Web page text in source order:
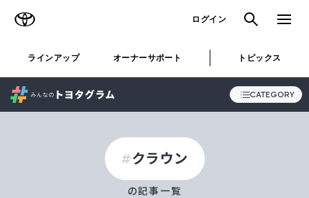
ログイン 検索 メニュ
ラインアップ オーナーサポート トピックス
CATEGORY
クラウン
の記事一覧